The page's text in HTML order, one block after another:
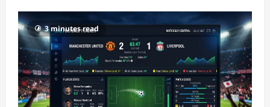
RTP
terupdate
3 minutes read